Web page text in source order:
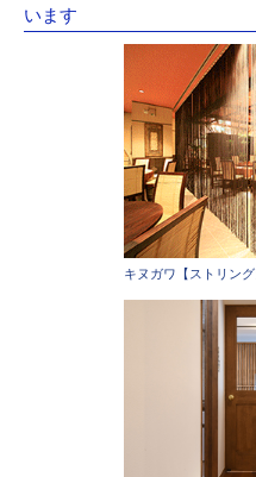
います
キヌガワ【ストリング